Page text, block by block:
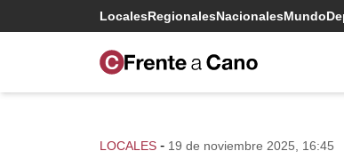
LocalesRegionalesNacionalesMundo
LOCALES - 19 de noviembre 2025, 16:45